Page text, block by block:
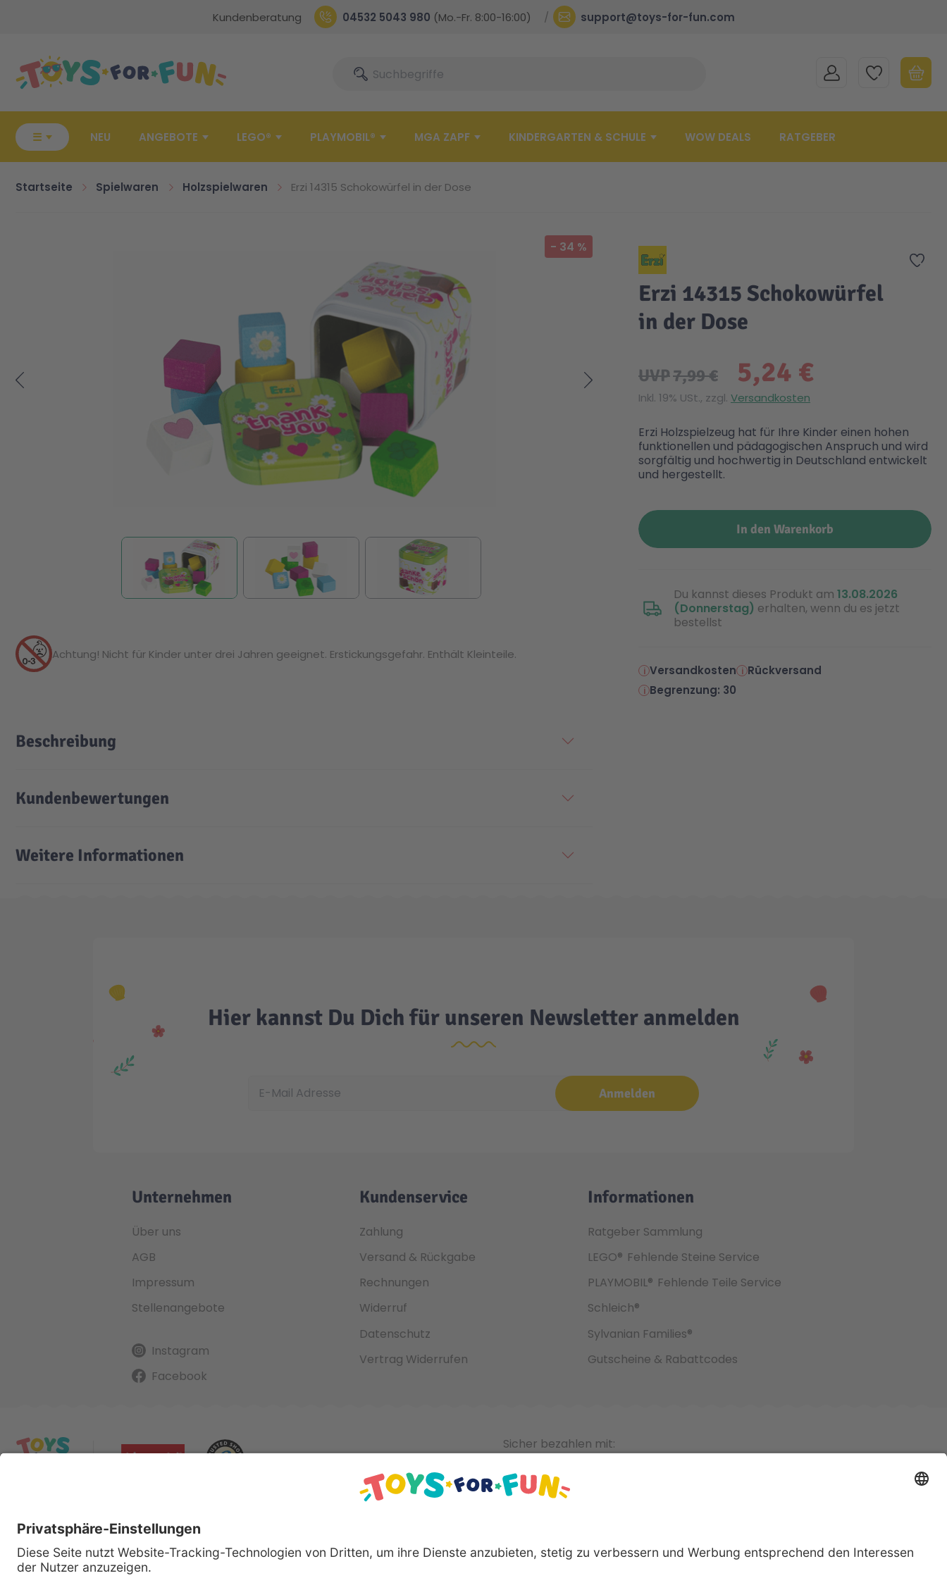
Kundenberatung 04532 5043 980 (Mo.-Fr. 8:00-16:00) support@toys-for-fun.com
SucheSuche MEIN KONTOMEINE WUNSCHLISTE
☰ NEU ANGEBOTE LEGO® PLAYMOBIL® MGA ZAPF KINDERGARTEN & SCHULE WOW DEALS RATGEBER
Startseite Spielwaren Holzspielwaren Erzi 14315 Schokowürfel in der Dose
- 34 %
Zur
Erzi 14315 Schokowürfel
in der Dose
5,24 €
UVP7,99 €
Inkl. 19% USt., zzgl. Versandkosten
Erzi Holzspielzeug hat für Ihre Kinder einen hohen
funktionellen und pädagogischen Anspruch und wird
sorgfältig und hochwertig in Deutschland entwickelt
und hergestellt.
In den Warenkorb
Du kannst dieses Produkt am 13.08.2026
(Donnerstag) erhalten, wenn du es jetzt
bestellst
Versandkosten
Rückversand
Begrenzung: 30
Achtung! Nicht für Kinder unter drei Jahren geeignet. Erstickungsgefahr. Enthält Kleinteile.
Beschreibung
Kundenbewertungen
Weitere Informationen
Hier kannst Du Dich für unseren Newsletter anmelden
Anmelden
Unternehmen
Über uns
AGB
Impressum
Stellenangebote
Instagram
Facebook
Kundenservice
Zahlung
Versand & Rückgabe
Rechnungen
Widerruf
Datenschutz
Vertrag Widerrufen
Informationen
Ratgeber Sammlung
LEGO® Fehlende Steine Service
PLAYMOBIL® Fehlende Teile Service
Schleich®
Sylvanian Families®
Gutscheine & Rabattcodes
Sicher bezahlen mit: